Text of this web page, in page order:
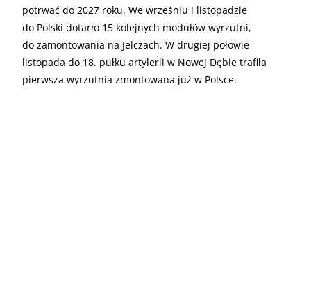
potrwać do 2027 roku. We wrześniu i listopadzie
do Polski dotarło 15 kolejnych modułów wyrzutni,
do zamontowania na Jelczach. W drugiej połowie
listopada do 18. pułku artylerii w Nowej Dębie trafiła
pierwsza wyrzutnia zmontowana już w Polsce.